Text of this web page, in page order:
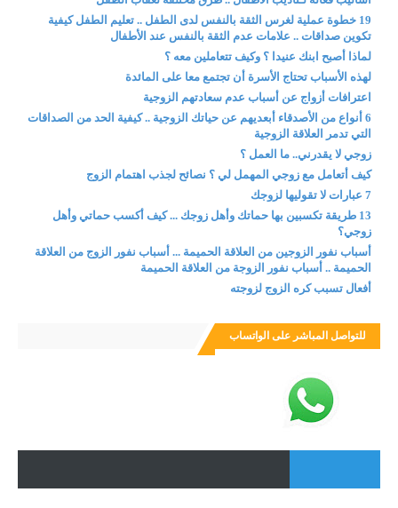
19 خطوة عملية لغرس الثقة بالنفس لدى الطفل .. تعليم الطفل كيفية
تكوين صداقات .. علامات عدم الثقة بالنفس عند الأطفال
لماذا أصبح ابنك عنيدا ؟ وكيف تتعاملين معه ؟
لهذه الأسباب تحتاج الأسرة أن تجتمع معا على المائدة
اعترافات أزواج عن أسباب عدم سعادتهم الزوجية
6 أنواع من الأصدقاء أبعديهم عن حياتك الزوجية .. كيفية الحد من الصداقات
التي تدمر العلاقة الزوجية
زوجي لا يقدرني.. ما العمل ؟
كيف أتعامل مع زوجي المهمل لي ؟ نصائح لجذب اهتمام الزوج
7 عبارات لا تقوليها لزوجك
13 طريقة تكسبين بها حماتك وأهل زوجك ... كيف أكسب حماتي وأهل
زوجي؟
أسباب نفور الزوجين من العلاقة الحميمة ... أسباب نفور الزوج من العلاقة
الحميمة .. أسباب نفور الزوجة من العلاقة الحميمة
أفعال تسبب كره الزوج لزوجته
للتواصل المباشر على الواتساب